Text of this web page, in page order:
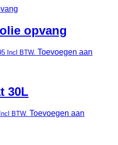
opvang
Incl BTW. Toevoegen aan
30L
Incl BTW. Toevoegen aan